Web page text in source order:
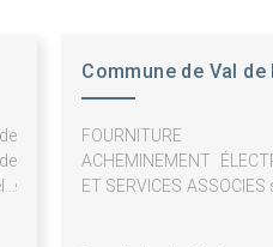
Commune de Val de
ACHEMINEMENT
ET SERVICES ASSOCIES